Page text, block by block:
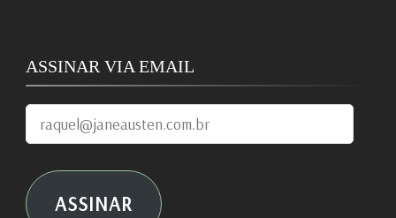
ASSINAR VIA EMAIL
raquel@janeausten.com.br
ASSINAR